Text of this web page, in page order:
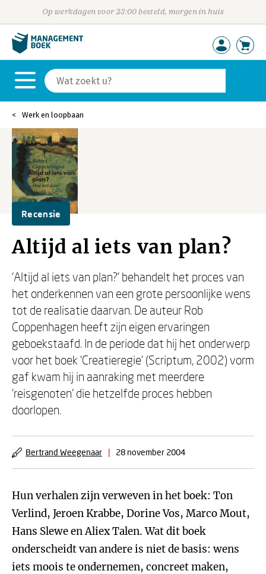
Op werkdagen voor 23:00 besteld, morgen in huis
Werk en loopbaan
Recensie
Altijd al iets van plan?
'Altijd al iets van plan?' behandelt het proces van
het onderkennen van een grote persoonlijke wens
tot de realisatie daarvan. De auteur Rob
Coppenhagen heeft zijn eigen ervaringen
geboekstaafd. In de periode dat hij het onderwerp
voor het boek 'Creatieregie' (Scriptum, 2002) vorm
gaf kwam hij in aanraking met meerdere
'reisgenoten' die hetzelfde proces hebben
doorlopen.
Bertrand Weegenaar | 28 november 2004
Hun verhalen zijn verweven in het boek: Ton
Verlind, Jeroen Krabbe, Dorine Vos, Marco Mout,
Hans Slewe en Aliex Talen. Wat dit boek
onderscheidt van andere is niet de basis: wens
iets moois te ondernemen, concreet maken,